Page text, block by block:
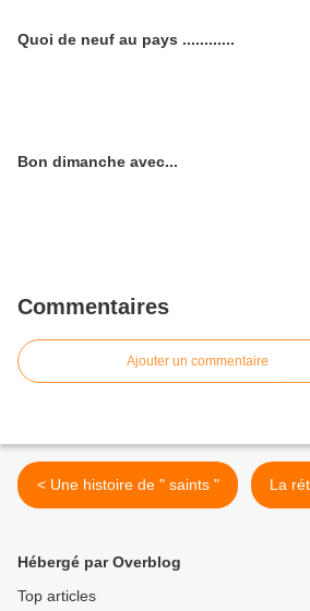
Quoi de neuf au pays ............
Bon dimanche avec...
Commentaires
Ajouter un commentaire
< Une histoire de " saints "
Hébergé par Overblog
Top articles